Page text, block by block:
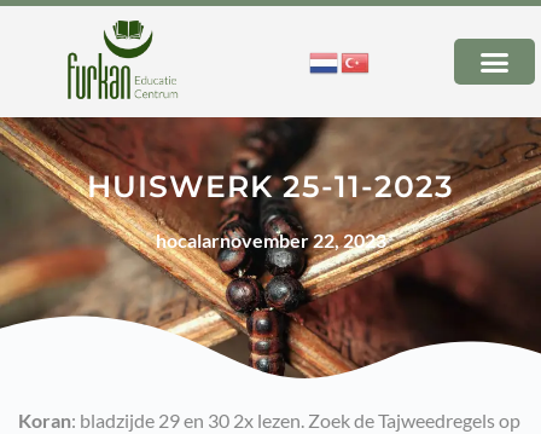
HUISWERK 25-11-2023
hocalarnovember 22, 2023
Koran: bladzijde 29 en 30 2x lezen. Zoek de Tajweedregels op